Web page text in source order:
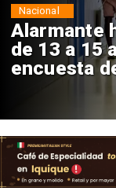
Aprueban
Sebastián
de $4 mil
Regiones